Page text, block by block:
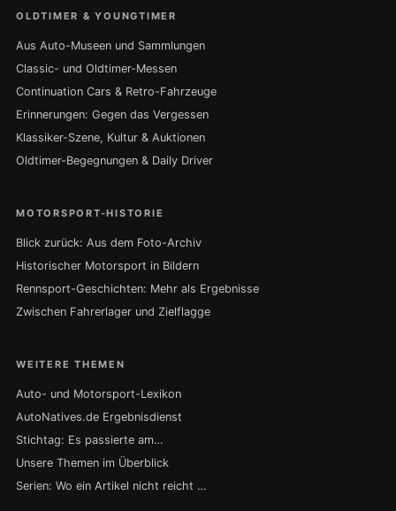
OLDTIMER & YOUNGTIMER
Aus Auto-Museen und Sammlungen
Classic- und Oldtimer-Messen
Continuation Cars & Retro-Fahrzeuge
Erinnerungen: Gegen das Vergessen
Klassiker-Szene, Kultur & Auktionen
Oldtimer-Begegnungen & Daily Driver
MOTORSPORT-HISTORIE
Blick zurück: Aus dem Foto-Archiv
Historischer Motorsport in Bildern
Rennsport-Geschichten: Mehr als Ergebnisse
Zwischen Fahrerlager und Zielflagge
WEITERE THEMEN
Auto- und Motorsport-Lexikon
AutoNatives.de Ergebnisdienst
Stichtag: Es passierte am…
Unsere Themen im Überblick
Serien: Wo ein Artikel nicht reicht …